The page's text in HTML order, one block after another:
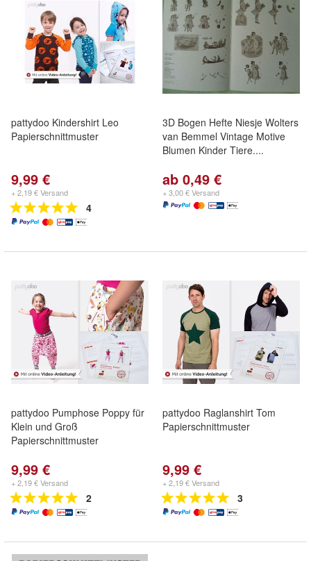
pattydoo Kindershirt Leo
Papierschnittmuster
9,99 €
+ 2,19 € Versand
4
3D Bogen Hefte Niesje Wolters
van Bemmel Vintage Motive
Blumen Kinder Tiere....
ab 0,49 €
+ 3,00 € Versand
pattydoo Pumphose Poppy für
Klein und Groß
Papierschnittmuster
9,99 €
+ 2,19 € Versand
2
pattydoo Raglanshirt Tom
Papierschnittmuster
9,99 €
+ 2,19 € Versand
3